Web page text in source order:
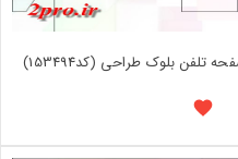
بلوک طراحی (کد153494)